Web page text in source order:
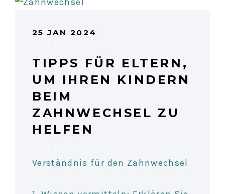
25 JAN 2024
TIPPS FÜR ELTERN,
UM IHREN KINDERN
BEIM
ZAHNWECHSEL ZU
HELFEN
Verständnis für den Zahnwechsel